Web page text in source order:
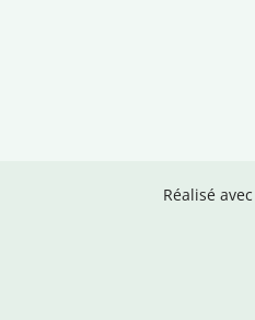
Réalisé avec